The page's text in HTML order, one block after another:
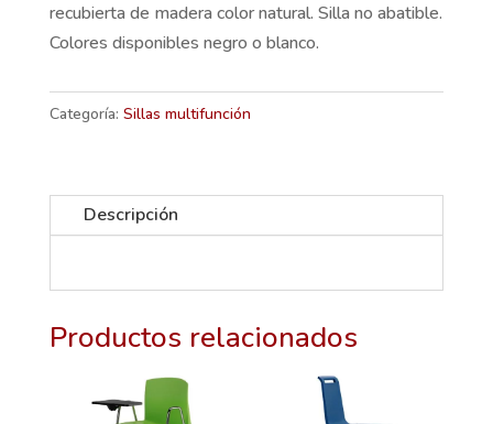
recubierta de madera color natural. Silla no abatible.
Colores disponibles negro o blanco.
Categoría: Sillas multifunción
Descripción
Productos relacionados